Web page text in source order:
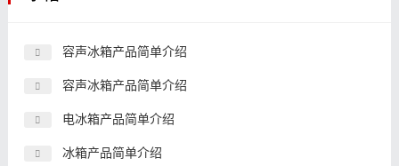
容声冰箱产品简单介绍
容声冰箱产品简单介绍
电冰箱产品简单介绍
冰箱产品简单介绍